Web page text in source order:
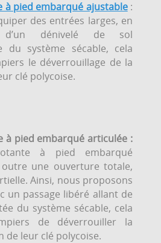
à pied embarqué ajustable:
des entrées larges, en
d’un dénivelé de sol
du système sécable, cela
le déverrouillage de la
clé polycoise.
à pied embarqué articulée :
à pied embarqué
une ouverture totale,
Ainsi, nous proposons
un passage libéré allant de
du système sécable, cela
de déverrouiller la
de leur clé polycoise.